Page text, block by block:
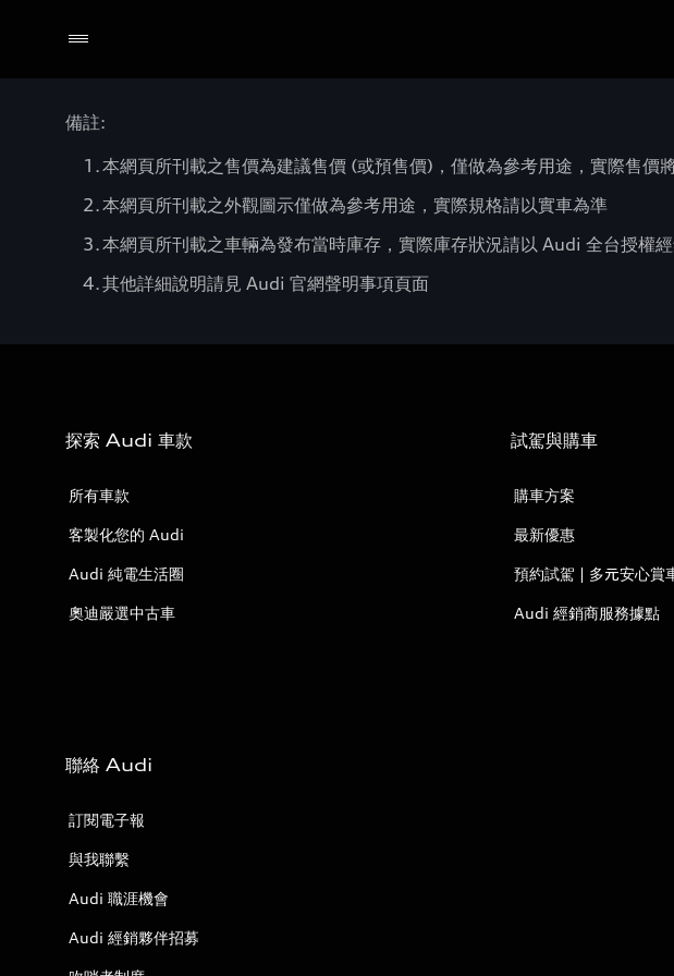
備註:
本網頁所刊載之售價為建議售價 (或預售價)，僅做為參考用途，實際售
本網頁所刊載之外觀圖示僅做為參考用途，實際規格請以實車為準
本網頁所刊載之車輛為發布當時庫存，實際庫存狀況請以 Audi 全台授權
其他詳細說明請見 Audi 官網聲明事項頁面
探索 Audi 車款
所有車款
客製化您的 Audi
Audi 純電生活圈
奧迪嚴選中古車
試駕與購車
購車方案
最新優惠
預約試駕 | 多元安心賞
Audi 經銷商服務據點
聯絡 Audi
訂閱電子報
與我聯繫
Audi 職涯機會
Audi 經銷夥伴招募